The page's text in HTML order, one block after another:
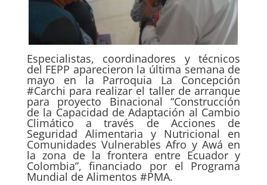
Especialistas, coordinadores y técnicos
del FEPP aparecieron la última semana de
mayo en la Parroquia La Concepción
#Carchi para realizar el taller de arranque
para proyecto Binacional “Construcción
de la Capacidad de Adaptación al Cambio
Climático a través de Acciones de
Seguridad Alimentaria y Nutricional en
Comunidades Vulnerables Afro y Awá en
la zona de la frontera entre Ecuador y
Colombia”, financiado por el Programa
Mundial de Alimentos #PMA.